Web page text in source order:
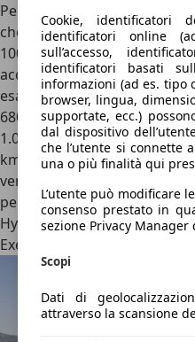
Cookie, identificatori
identificatori online
sull’accesso,
identificatori basati
informazioni (ad es. tipo
browser, lingua,
supportate, ecc.)
dal dispositivo
che l’utente si connette
una o più finalità qui
L’utente può modificare
consenso prestato in
sezione Privacy
Scopi
Dati di
attraverso la scansione
Per chi cerca qualcosa in più,
che, in versione termica,
100 km/h in 3,8 secondi e
accoppiato al sistema E-
esagerate. La Turbo E-Hybrid
680 CV, mentre laTurbo S E-
1.000 Nm di coppia, per
km/h in 2,9 secondi e 325
versioni ibride hanno tutte la
per un’autonomia compresa
Hybrid agli 82 km della
Executive.